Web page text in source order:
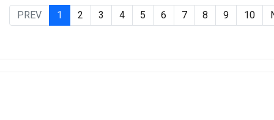
PREV 1 2 3 4 5 6 7 8 9 10